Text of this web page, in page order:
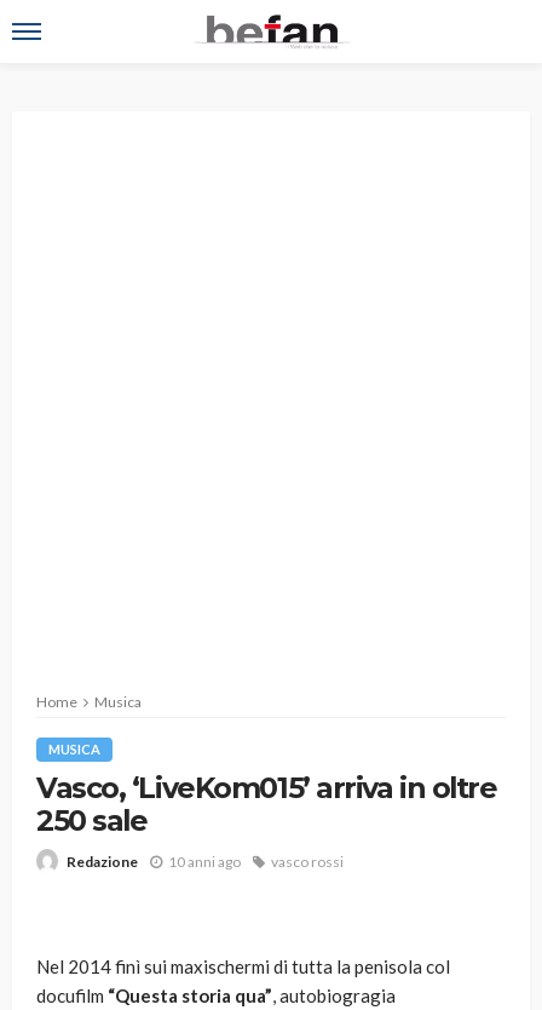
Home Musica
MUSICA
Vasco, ‘LiveKom015’ arriva in oltre
250 sale
Redazione 10 anni ago vasco rossi
Nel 2014 finì sui maxischermi di tutta la penisola col
docufilm “Questa storia qua”, autobiogragia